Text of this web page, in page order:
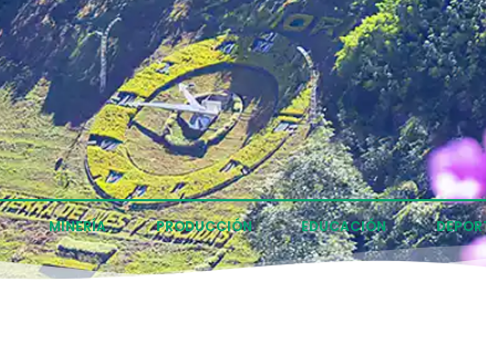
MINERÍA PRODUCCIÓN EDUCACIÓN